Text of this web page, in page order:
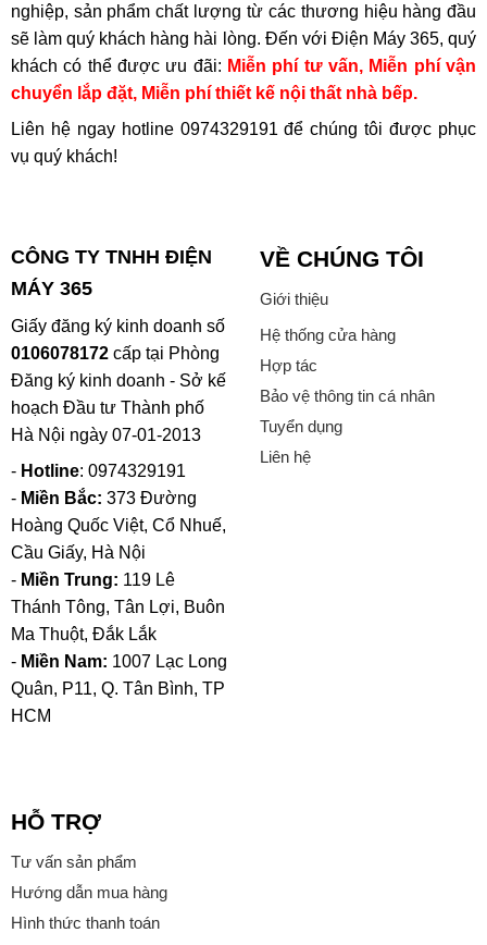
nghiệp, sản phẩm chất lượng từ các thương hiệu hàng đầu
sẽ làm quý khách hàng hài lòng. Đến với Điện Máy 365, quý
khách có thể được ưu đãi: Miễn phí tư vấn, Miễn phí vận
chuyển lắp đặt, Miễn phí thiết kế nội thất nhà bếp.
Liên hệ ngay hotline 0974329191 để chúng tôi được phục
vụ quý khách!
CÔNG TY TNHH ĐIỆN
MÁY 365
Giấy đăng ký kinh doanh số
0106078172cấp tại Phòng
Đăng ký kinh doanh - Sở kế
hoạch Đầu tư Thành phố
Hà Nội ngày 07-01-2013
- Hotline: 0974329191
- Miền Bắc: 373 Đường
Hoàng Quốc Việt, Cổ Nhuế,
Cầu Giấy, Hà Nội
- Miền Trung: 119 Lê
Thánh Tông, Tân Lợi, Buôn
Ma Thuột, Đắk Lắk
- Miền Nam: 1007 Lạc Long
Quân, P11, Q. Tân Bình, TP
HCM
VỀ CHÚNG TÔI
Giới thiệu
Hệ thống cửa hàng
Hợp tác
Bảo vệ thông tin cá nhân
Tuyển dụng
Liên hệ
HỖ TRỢ
Tư vấn sản phẩm
Hướng dẫn mua hàng
Hình thức thanh toán